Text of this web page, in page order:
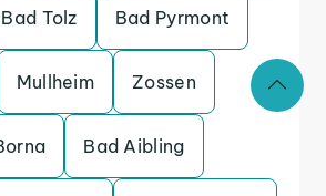
Bad Tolz Bad Pyrmont
Mullheim Zossen
Bad Aibling